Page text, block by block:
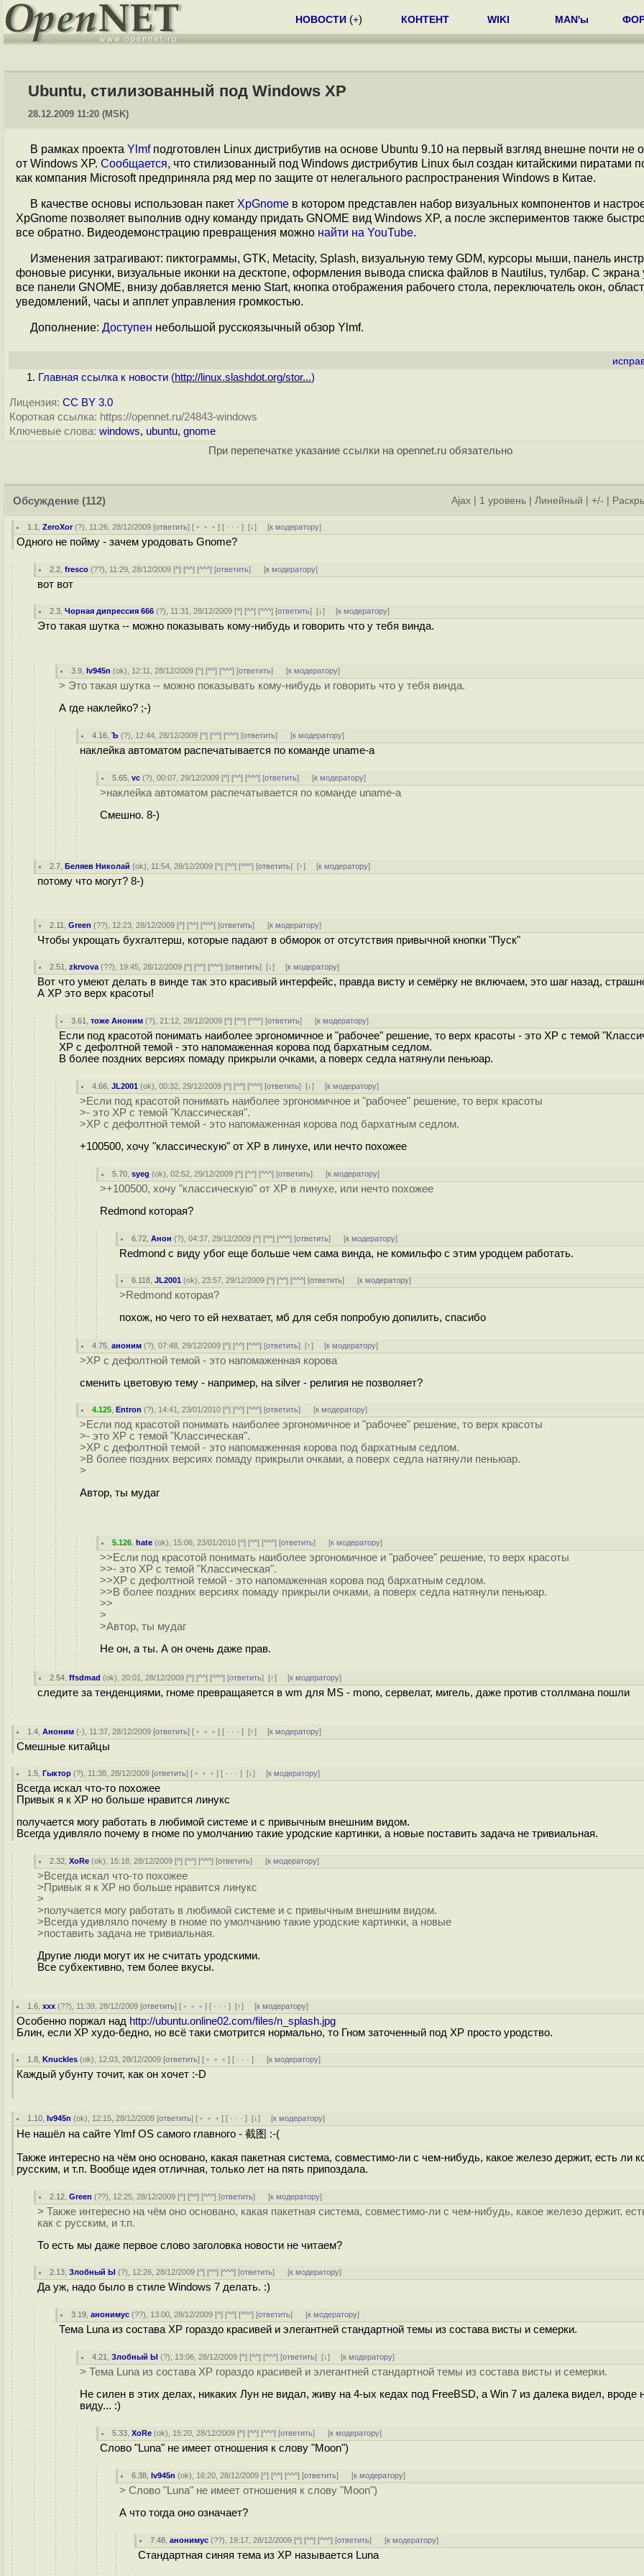
НОВОСТИ (+) КОНТЕНТ WIKI MAN'ы
Ubuntu, стилизованный под Windows XP
28.12.2009 11:20 (MSK)
В рамках проекта Ylmfподготовлен Linux дистрибутив на основе Ubuntu 9.10 на первый взгляд внешне почти не
от Windows XP. Сообщается, что стилизованный под Windows дистрибутив Linux был создан китайскими пиратами
как компания Microsoft предприняла ряд мер по защите от нелегального распространения Windows в Китае.
В качестве основы использован пакет XpGnome в котором представлен набор визуальных компонентов и
XpGnome позволяет выполнив одну команду придать GNOME вид Windows XP, а после экспериментов также
все обратно. Видеодемонстрацию превращения можно найти на YouTube.
Изменения затрагивают: пиктограммы, GTK, Metacity, Splash, визуальную тему GDM, курсоры мыши, панель
фоновые рисунки, визуальные иконки на десктопе, оформления вывода списка файлов в Nautilus, тулбар. С экрана
все панели GNOME, внизу добавляется меню Start, кнопка отображения рабочего стола, переключатель окон,
уведомлений, часы и апплет управления громкостью.
Дополнение: Доступен небольшой русскоязычный обзор Ylmf.
Главная ссылка к новости (http://linux.slashdot.org/stor...)
Лицензия: CC BY 3.0
Короткая ссылка: https://opennet.ru/24843-windows
Ключевые слова: windows, ubuntu, gnome
При перепечатке указание ссылки на opennet.ru обязательно
Обсуждение (112) Ajax 1 уровень Линейный +/-
1.1 ,ZeroXor(?), 11:26, 28/12/2009 [ответить] [ ﹢﹢﹢] [ · · ·][↓] [к модератору]
Одного не пойму - зачем уродовать Gnome?
2.2 ,fresco (??), 11:29, 28/12/2009 [^] [^^] [^^^] [ответить] [к модератору]
вот вот
2.3 ,Чорная дипрессия 666 (?), 11:31, 28/12/2009 [^] [^^] [^^^] [ответить][↓] [к модератору]
Это такая шутка -- можно показывать кому-нибудь и говорить что у тебя винда.
3.9 ,Iv945n (ok), 12:11, 28/12/2009 [^] [^^] [^^^] [ответить] [к модератору]
> Это такая шутка -- можно показывать кому-нибудь и говорить что у тебя винда.
А где наклейко? ;-)
4.16 ,Ъ (?), 12:44, 28/12/2009 [^] [^^] [^^^] [ответить] [к модератору]
наклейка автоматом распечатывается по команде uname-a
5.65 ,vc (?), 00:07, 29/12/2009 [^] [^^] [^^^] [ответить] [к модератору]
>наклейка автоматом распечатывается по команде uname-a
Смешно. 8-)
2.7 ,Беляев Николай (ok), 11:54, 28/12/2009 [^] [^^] [^^^] [ответить][↑] [к модератору]
потому что могут? 8-)
2.11 ,Green (??), 12:23, 28/12/2009 [^] [^^] [^^^] [ответить] [к модератору]
Чтобы укрощать бухгалтерш, которые падают в обморок от отсутствия привычной кнопки "Пуск"
2.51 ,zkrvova (??), 19:45, 28/12/2009 [^] [^^] [^^^] [ответить][↓] [к модератору]
Вот что умеют делать в винде так это красивый интерфейс, правда висту и семёрку не включаем, это шаг назад,
А ХР это верх красоты!
3.61 ,тоже Аноним (?), 21:12, 28/12/2009 [^] [^^] [^^^] [ответить] [к модератору]
Если под красотой понимать наиболее эргономичное и "рабочее" решение, то верх красоты - это ХР с темой
ХР с дефолтной темой - это напомаженная корова под бархатным седлом.
В более поздних версиях помаду прикрыли очками, а поверх седла натянули пеньюар.
4.66 ,JL2001 (ok), 00:32, 29/12/2009 [^] [^^] [^^^] [ответить][↓] [к модератору]
>Если под красотой понимать наиболее эргономичное и "рабочее" решение, то верх красоты
>- это ХР с темой "Классическая".
>ХР с дефолтной темой - это напомаженная корова под бархатным седлом.
+100500, хочу "классическую" от XP в линухе, или нечто похожее
5.70 ,syeg (ok), 02:52, 29/12/2009 [^] [^^] [^^^] [ответить] [к модератору]
>+100500, хочу "классическую" от XP в линухе, или нечто похожее
Redmond которая?
6.72 ,Анон (?), 04:37, 29/12/2009 [^] [^^] [^^^] [ответить] [к модератору]
Redmond с виду убог еще больше чем сама винда, не комильфо с этим уродцем работать.
6.118 ,JL2001 (ok), 23:57, 29/12/2009 [^] [^^] [^^^] [ответить] [к модератору]
>Redmond которая?
похож, но чего то ей нехватает, мб для себя попробую допилить, спасибо
4.75 ,аноним (?), 07:48, 29/12/2009 [^] [^^] [^^^] [ответить][↑] [к модератору]
>ХР с дефолтной темой - это напомаженная корова
сменить цветовую тему - например, на silver - религия не позволяет?
4.125 ,Entron (?), 14:41, 23/01/2010 [^] [^^] [^^^] [ответить] [к модератору]
>Если под красотой понимать наиболее эргономичное и "рабочее" решение, то верх красоты
>- это ХР с темой "Классическая".
>ХР с дефолтной темой - это напомаженная корова под бархатным седлом.
>В более поздних версиях помаду прикрыли очками, а поверх седла натянули пеньюар.
>
Автор, ты мудаг
5.126 ,hate (ok), 15:06, 23/01/2010 [^] [^^] [^^^] [ответить] [к модератору]
>>Если под красотой понимать наиболее эргономичное и "рабочее" решение, то верх красоты
>>- это ХР с темой "Классическая".
>>ХР с дефолтной темой - это напомаженная корова под бархатным седлом.
>>В более поздних версиях помаду прикрыли очками, а поверх седла натянули пеньюар.
>>
>
>Автор, ты мудаг
Не он, а ты. А он очень даже прав.
2.54 ,ffsdmad (ok), 20:01, 28/12/2009 [^] [^^] [^^^] [ответить][↑] [к модератору]
следите за тенденциями, гноме превращаяется в wm для MS - mono, сервелат, мигель, даже против столлмана пошли
1.4 ,Аноним (-), 11:37, 28/12/2009 [ответить] [ ﹢﹢﹢] [ · · ·][↑] [к модератору]
Смешные китайцы
1.5 ,Гыктор (?), 11:38, 28/12/2009 [ответить] [ ﹢﹢﹢] [ · · ·][↓] [к модератору]
Всегда искал что-то похожее
Привык я к XP но больше нравится линукс
получается могу работать в любимой системе и с привычным внешним видом.
Всегда удивляло почему в гноме по умолчанию такие уродские картинки, а новые поставить задача не тривиальная.
2.32 ,XoRe (ok), 15:18, 28/12/2009 [^] [^^] [^^^] [ответить] [к модератору]
>Всегда искал что-то похожее
>Привык я к XP но больше нравится линукс
>
>получается могу работать в любимой системе и с привычным внешним видом.
>Всегда удивляло почему в гноме по умолчанию такие уродские картинки, а новые
>поставить задача не тривиальная.
Другие люди могут их не считать уродскими.
Все субхективно, тем более вкусы.
1.6 ,xxx (??), 11:39, 28/12/2009 [ответить] [ ﹢﹢﹢] [ · · ·][↑] [к модератору]
Особенно поржал над http://ubuntu.online02.com/files/n_splash.jpg
Блин, если XP худо-бедно, но всё таки смотрится нормально, то Гном заточенный под XP просто уродство.
1.8 ,Knuckles (ok), 12:03, 28/12/2009 [ответить] [ ﹢﹢﹢] [ · · ·] [к модератору]
Каждый убунту точит, как он хочет :-D
1.10 ,Iv945n (ok), 12:15, 28/12/2009 [ответить] [ ﹢﹢﹢] [ · · ·][↓] [к модератору]
Не нашёл на сайте Ylmf OS самого главного - 截图 :-(
Также интересно на чём оно основано, какая пакетная система, совместимо-ли с чем-нибудь, какое железо держит, есть ли
русским, и т.п. Вообще идея отличная, только лет на пять припоздала.
2.12 ,Green (??), 12:25, 28/12/2009 [^] [^^] [^^^] [ответить] [к модератору]
> Также интересно на чём оно основано, какая пакетная система, совместимо-ли с чем-нибудь, какое железо держит,
как с русским, и т.п.
То есть мы даже первое слово заголовка новости не читаем?
2.13 ,Злобный Ы (?), 12:26, 28/12/2009 [^] [^^] [^^^] [ответить] [к модератору]
Да уж, надо было в стиле Windows 7 делать. :)
3.19 ,анонимус (??), 13:00, 28/12/2009 [^] [^^] [^^^] [ответить] [к модератору]
Тема Luna из состава XP гораздо красивей и элегантней стандартной темы из состава висты и семерки.
4.21 ,Злобный Ы (?), 13:06, 28/12/2009 [^] [^^] [^^^] [ответить][↓] [к модератору]
> Тема Luna из состава XP гораздо красивей и элегантней стандартной темы из состава висты и семерки.
Не силен в этих делах, никаких Лун не видал, живу на 4-ых кедах под FreeBSD, а Win 7 из далека видел, вроде
виду... :)
5.33 ,XoRe (ok), 15:20, 28/12/2009 [^] [^^] [^^^] [ответить] [к модератору]
Слово "Luna" не имеет отношения к слову "Moon")
6.38 ,Iv945n (ok), 16:20, 28/12/2009 [^] [^^] [^^^] [ответить] [к модератору]
> Слово "Luna" не имеет отношения к слову "Moon")
А что тогда оно означает?
7.48 ,анонимус (??), 19:17, 28/12/2009 [^] [^^] [^^^] [ответить] [к модератору]
Стандартная синяя тема из XP называется Luna